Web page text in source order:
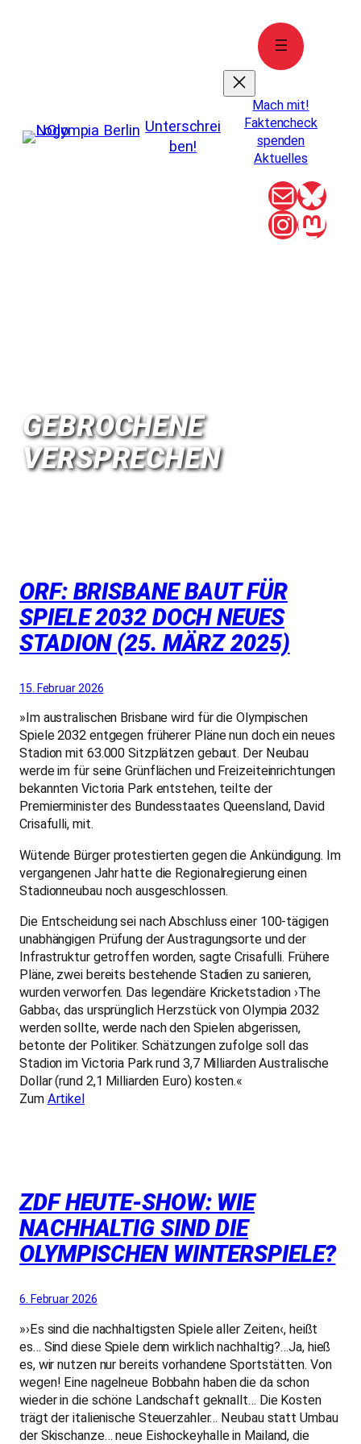
Unterschrei
ben!
Mach mit!
Faktencheck
spenden
Aktuelles
E-Mail
GEBROCHENE
VERSPRECHEN
ORF: BRISBANE BAUT FÜR
SPIELE 2032 DOCH NEUES
STADION (25. MÄRZ 2025)
15. Februar 2026
»Im australischen Brisbane wird für die Olympischen
Spiele 2032 entgegen früherer Pläne nun doch ein neues
Stadion mit 63.000 Sitzplätzen gebaut. Der Neubau
werde im für seine Grünflächen und Freizeiteinrichtungen
bekannten Victoria Park entstehen, teilte der
Premierminister des Bundesstaates Queensland, David
Crisafulli, mit.
Wütende Bürger protestierten gegen die Ankündigung. Im
vergangenen Jahr hatte die Regionalregierung einen
Stadionneubau noch ausgeschlossen.
Die Entscheidung sei nach Abschluss einer 100-tägigen
unabhängigen Prüfung der Austragungsorte und der
Infrastruktur getroffen worden, sagte Crisafulli. Frühere
Pläne, zwei bereits bestehende Stadien zu sanieren,
wurden verworfen. Das legendäre Kricketstadion ›The
Gabba‹, das ursprünglich Herzstück von Olympia 2032
werden sollte, werde nach den Spielen abgerissen,
betonte der Politiker. Schätzungen zufolge soll das
Stadion im Victoria Park rund 3,7 Milliarden Australische
Dollar (rund 2,1 Milliarden Euro) kosten.«
Zum Artikel
ZDF HEUTE-SHOW: WIE
NACHHALTIG SIND DIE
OLYMPISCHEN WINTERSPIELE?
6. Februar 2026
»›Es sind die nachhaltigsten Spiele aller Zeiten‹, heißt
es… Sind diese Spiele denn wirklich nachhaltig?…Ja, hieß
es, wir nutzen nur bereits vorhandene Sportstätten. Von
wegen! Eine nagelneue Bobbahn haben die da schon
wieder in die schöne Landschaft geknallt… Die Kosten
trägt der italienische Steuerzahler… Neubau statt Umbau
der Skischanze… neue Eishockeyhalle in Mailand, die